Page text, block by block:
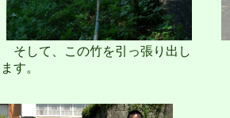
そして、この竹を引っ張り出し
ます。